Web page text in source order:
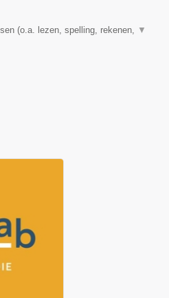
(o.a. lezen, spelling, rekenen, ▼